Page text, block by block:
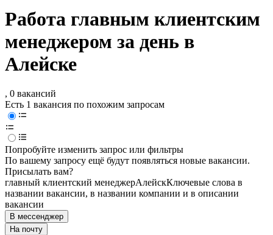
Работа главным клиентским
менеджером за день в
Алейске
, 0 вакансий
Есть 1 вакансия по похожим запросам
Попробуйте изменить запрос или фильтры
По вашему запросу ещё будут появляться новые вакансии.
Присылать вам?
главный клиентский менеджерАлейскКлючевые слова в
названии вакансии, в названии компании и в описании
вакансии
В мессенджер
На почту